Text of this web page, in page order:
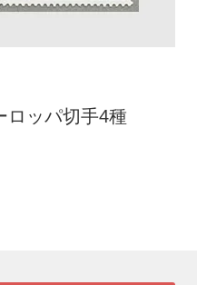
ロッパ切手4種